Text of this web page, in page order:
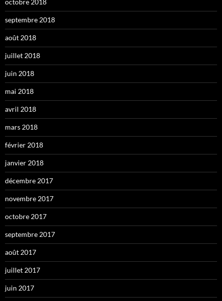
octobre 2018
septembre 2018
août 2018
juillet 2018
juin 2018
mai 2018
avril 2018
mars 2018
février 2018
janvier 2018
décembre 2017
novembre 2017
octobre 2017
septembre 2017
août 2017
juillet 2017
juin 2017